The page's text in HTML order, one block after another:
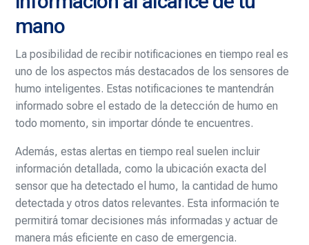
mano
La posibilidad de recibir notificaciones en tiempo real es
uno de los aspectos más destacados de los sensores de
humo inteligentes. Estas notificaciones te mantendrán
informado sobre el estado de la detección de humo en
todo momento, sin importar dónde te encuentres.
Además, estas alertas en tiempo real suelen incluir
información detallada, como la ubicación exacta del
sensor que ha detectado el humo, la cantidad de humo
detectada y otros datos relevantes. Esta información te
permitirá tomar decisiones más informadas y actuar de
manera más eficiente en caso de emergencia.